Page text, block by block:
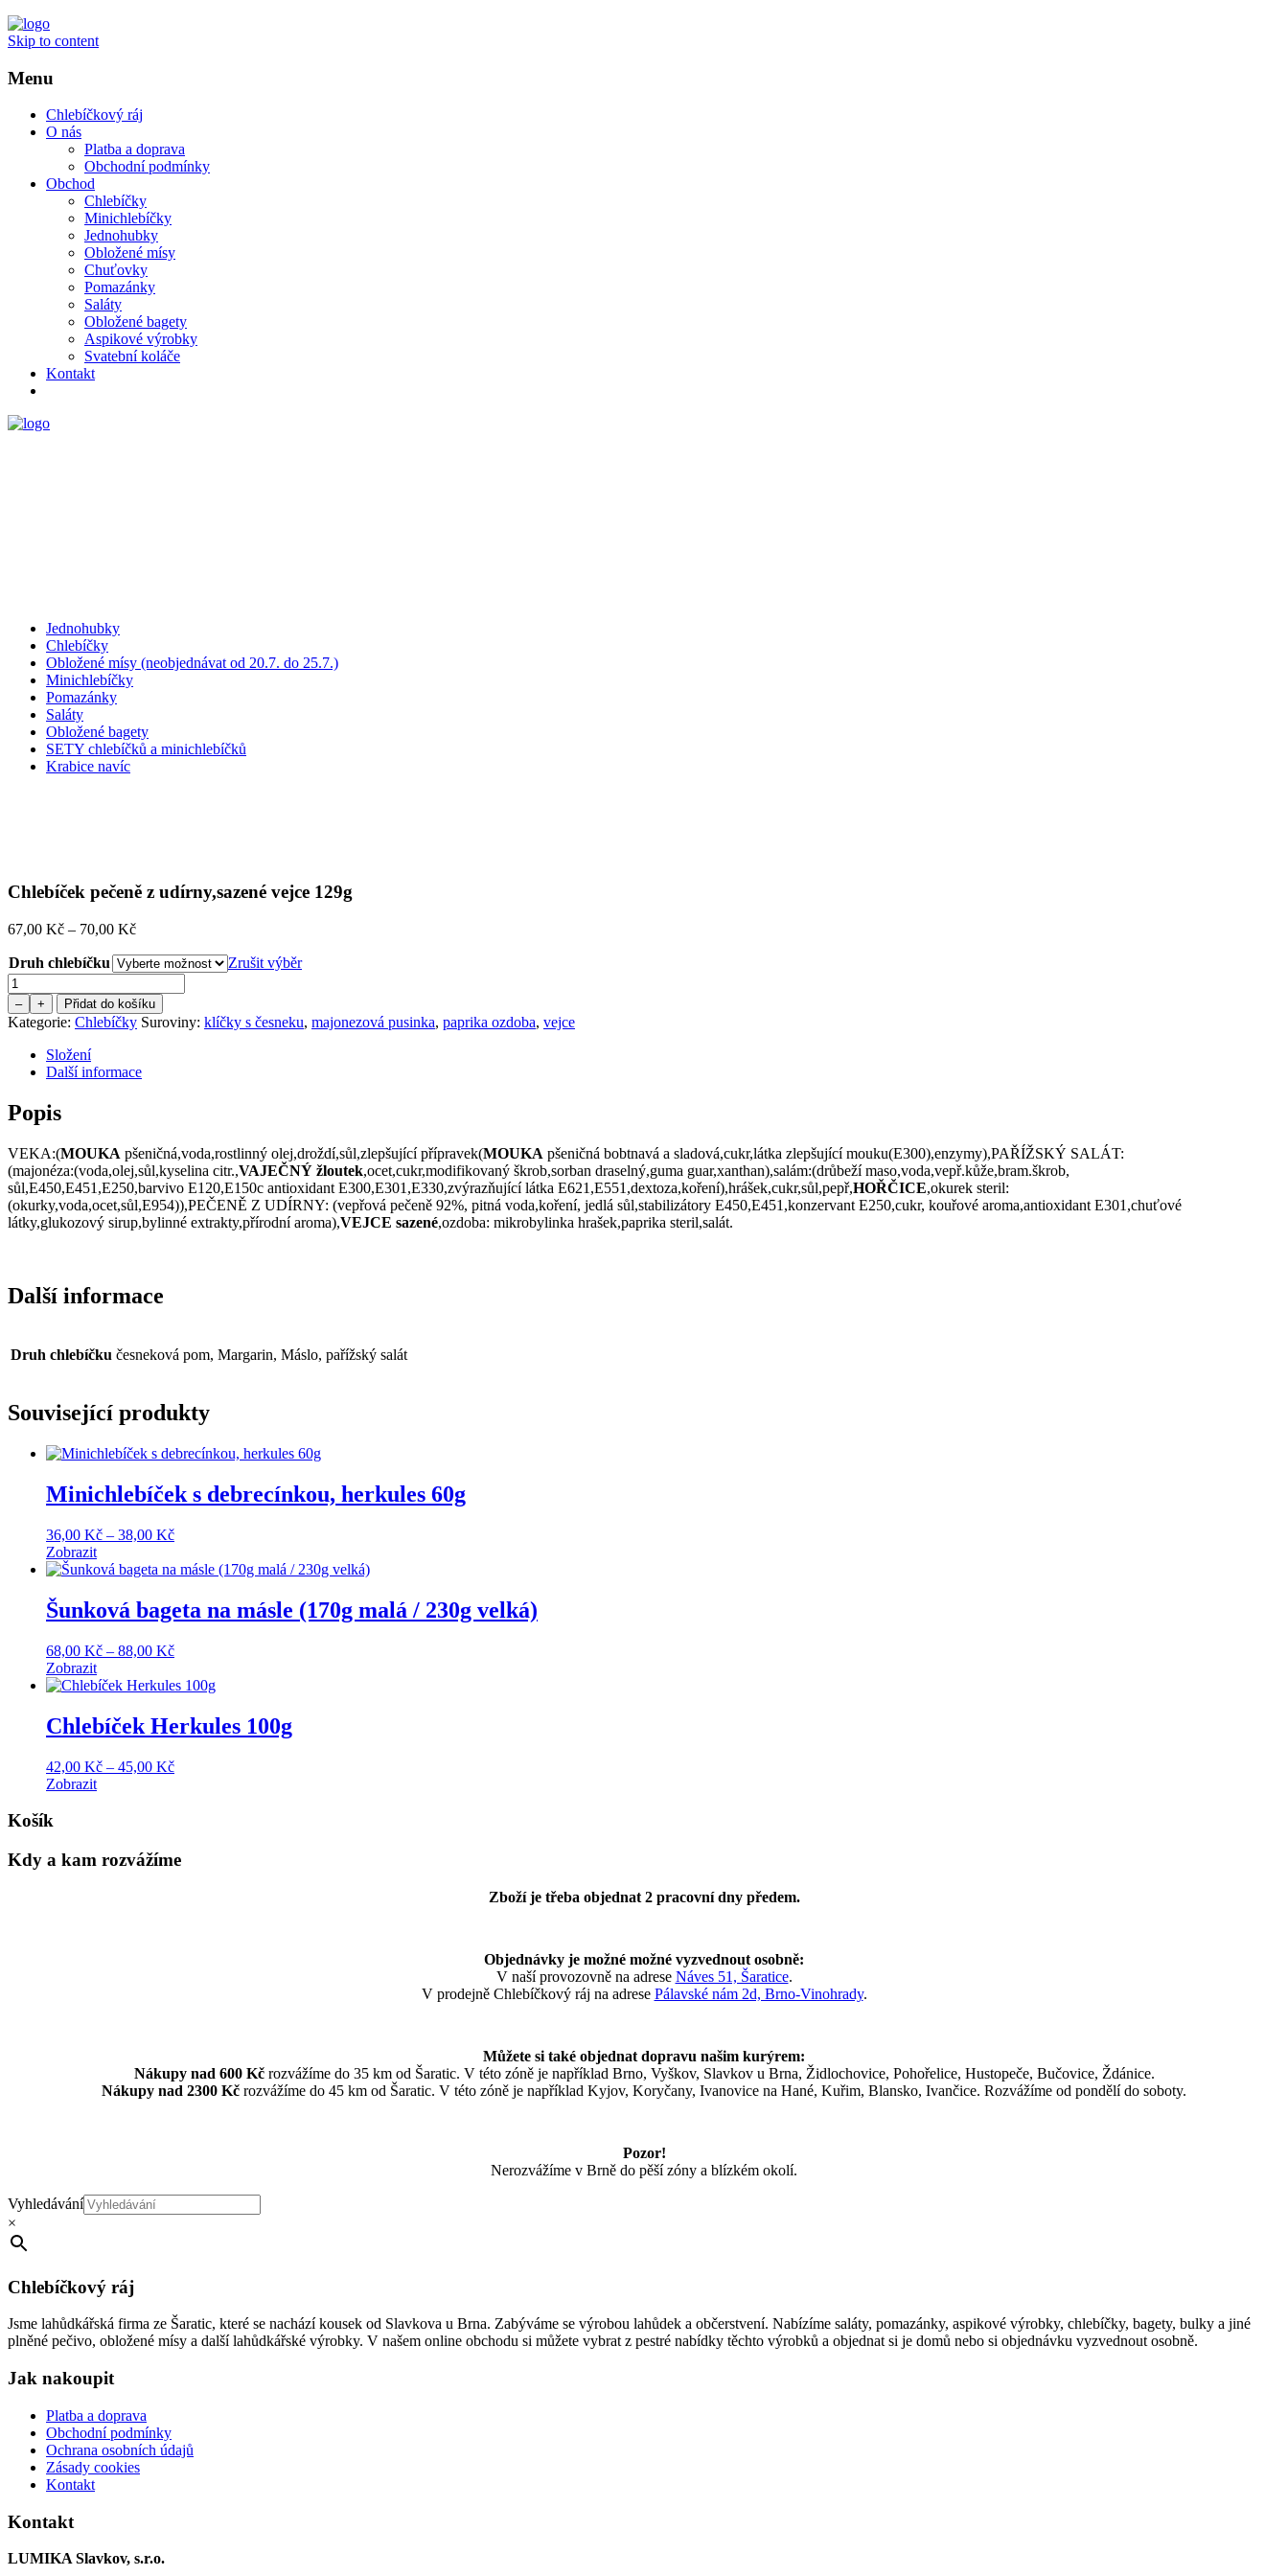
Skip to content
Menu
Chlebíčkový ráj
O nás
Platba a doprava
Obchodní podmínky
Obchod
Chlebíčky
Minichlebíčky
Jednohubky
Obložené mísy
Chuťovky
Pomazánky
Saláty
Obložené bagety
Aspikové výrobky
Svatební koláče
Kontakt
Jednohubky
Chlebíčky
Obložené mísy (neobjednávat od 20.7. do 25.7.)
Minichlebíčky
Pomazánky
Saláty
Obložené bagety
SETY chlebíčků a minichlebíčků
Krabice navíc
Chlebíček pečeně z udírny,sazené vejce 129g
67,00 Kč – 70,00 KčPrice
67,00 Kč
through
70,00 Kč
Druh chlebíčku
Zrušit výběr
Množství
– + Přidat do košíku
Kategorie: Chlebíčky Suroviny: klíčky s česneku, majonezová pusinka, paprika ozdoba, vejce
Složení
Další informace
Popis
VEKA:(MOUKA pšeničná,voda,rostlinný olej,droždí,sůl,zlepšující přípravek(MOUKA pšeničná bobtnavá a sladová,cukr,látka zlepšující mouku(E300),enzymy),PAŘÍŽSKÝ SALÁT:
(majonéza:(voda,olej,sůl,kyselina citr.,VAJEČNÝ žloutek,ocet,cukr,modifikovaný škrob,sorban draselný,guma guar,xanthan),salám:(drůbeží maso,voda,vepř.kůže,bram.škrob,
sůl,E450,E451,E250,barvivo E120,E150c antioxidant E300,E301,E330,zvýrazňující látka E621,E551,dextoza,koření),hrášek,cukr,sůl,pepř,HOŘČICE,okurek steril:
(okurky,voda,ocet,sůl,E954)),PEČENĚ Z UDÍRNY: (vepřová pečeně 92%, pitná voda,koření, jedlá sůl,stabilizátory E450,E451,konzervant E250,cukr, kouřové aroma,antioxidant E301,chuťové
látky,glukozový sirup,bylinné extrakty,přírodní aroma),VEJCE sazené,ozdoba: mikrobylinka hrašek,paprika steril,salát.
Další informace
Druh chlebíčku česneková pom, Margarin, Máslo, pařížský salát
Související produkty
Minichlebíček s debrecínkou, herkules 60g
36,00 Kč – 38,00 KčPrice
36,00 Kč
38,00 Kč
Zobrazit
Šunková bageta na másle (170g malá / 230g velká)
68,00 Kč – 88,00 KčPrice
68,00 Kč
88,00 Kč
Zobrazit
Chlebíček Herkules 100g
42,00 Kč – 45,00 KčPrice
Zobrazit
Košík
Kdy a kam rozvážíme
Zboží je třeba objednat 2 pracovní dny předem.
Objednávky je možné možné vyzvednout osobně:
V naší provozovně na adrese Náves 51, Šaratice.
V prodejně Chlebíčkový ráj na adrese Pálavské nám 2d, Brno-Vinohrady.
Můžete si také objednat dopravu našim kurýrem:
Nákupy nad 600 Kč rozvážíme do 35 km od Šaratic. V této zóně je například Brno, Vyškov, Slavkov u Brna, Židlochovice, Pohořelice, Hustopeče, Bučovice, Ždánice.
Nákupy nad 2300 Kč rozvážíme do 45 km od Šaratic. V této zóně je například Kyjov, Koryčany, Ivanovice na Hané, Kuřim, Blansko, Ivančice. Rozvážíme od pondělí do soboty.
Pozor!
Nerozvážíme v Brně do pěší zóny a blízkém okolí.
Vyhledávání
×
Chlebíčkový ráj
Jsme lahůdkářská firma ze Šaratic, které se nachází kousek od Slavkova u Brna. Zabýváme se výrobou lahůdek a občerstvení. Nabízíme saláty, pomazánky, aspikové výrobky, chlebíčky, bagety, bulky a jiné
plněné pečivo, obložené mísy a další lahůdkářské výrobky. V našem online obchodu si můžete vybrat z pestré nabídky těchto výrobků a objednat si je domů nebo si objednávku vyzvednout osobně.
Jak nakoupit
Platba a doprava
Obchodní podmínky
Ochrana osobních údajů
Zásady cookies
Kontakt
Kontakt
LUMIKA Slavkov, s.r.o.